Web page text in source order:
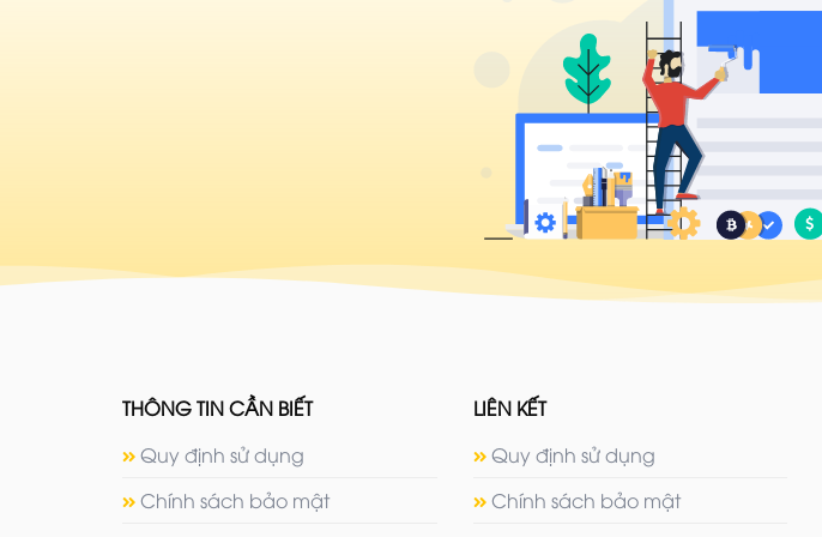
THÔNG TIN CẦN BIẾT
Quy định sử dụng
Chính sách bảo mật
LIÊN KẾT
Quy định sử dụng
Chính sách bảo mật